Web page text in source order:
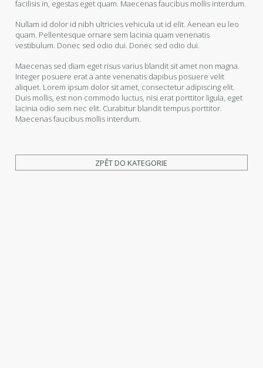
facilisis in, egestas eget quam. Maecenas faucibus mollis interdum.
Nullam id dolor id nibh ultricies vehicula ut id elit. Aenean eu leo
quam. Pellentesque ornare sem lacinia quam venenatis
vestibulum. Donec sed odio dui. Donec sed odio dui.
Maecenas sed diam eget risus varius blandit sit amet non magna.
Integer posuere erat a ante venenatis dapibus posuere velit
aliquet. Lorem ipsum dolor sit amet, consectetur adipiscing elit.
Duis mollis, est non commodo luctus, nisi erat porttitor ligula, eget
lacinia odio sem nec elit. Curabitur blandit tempus porttitor.
Maecenas faucibus mollis interdum.
ZPĚT DO KATEGORIE